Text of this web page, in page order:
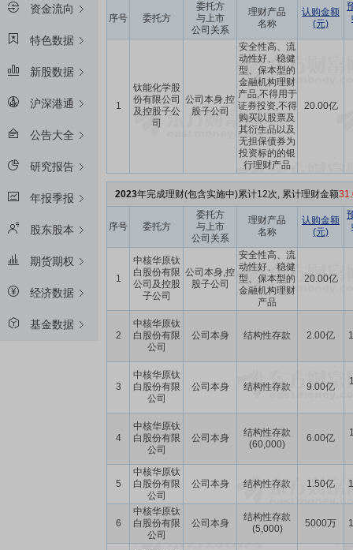
资金流向
特色数据
新股数据
沪深港通
公告大全
研究报告
年报季报
股东股本
期货期权
经济数据
基金数据
序号 委托方
委托方
与上市
公司关系
理财产品
名称
认购金额
(元)
1
钛能化学股
份有限公司
及控股子公
司
公司本身,控
股子公司
安全性高、流
动性好、稳健
型、保本型的
金融机构理财
产品,不得用于
证券投资,不得
购买以股票及
其衍生品以及
无担保债券为
投资标的的银
行理财产品
20.00亿
2023年完成理财(包含实施中)累计12次, 累计理财金额
序号 委托方
委托方
与上市
公司关系
理财产品
名称
认购金额
(元)
1
中核华原钛
白股份有限
公司及控股
子公司
公司本身,控
股子公司
安全性高、流
动性好、稳健
型、保本型的
金融机构理财
产品
20.00亿
2
中核华原钛
白股份有限
公司
公司本身 结构性存款 2.00亿
3
中核华原钛
白股份有限
公司
公司本身 结构性存款 9.00亿
4
中核华原钛
白股份有限
公司
公司本身
结构性存款
(60,000)
6.00亿
5
中核华原钛
白股份有限
公司
公司本身 结构性存款 1.50亿
6
中核华原钛
白股份有限
公司
公司本身
结构性存款
(5,000)
5000万